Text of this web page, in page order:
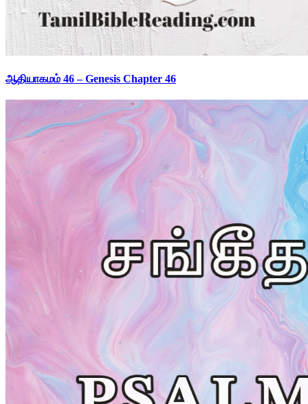
ஆதியாகமம் 46 – Genesis Chapter 46